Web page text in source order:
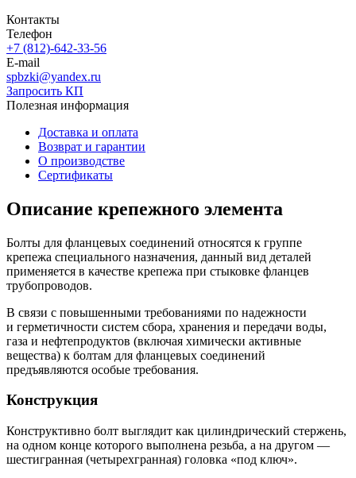
Контакты
Телефон
+7 (812)-642-33-56
E-mail
spbzki@yandex.ru
Запросить КП
Полезная информация
Доставка и оплата
Возврат и гарантии
О производстве
Сертификаты
Описание крепежного элемента
Болты для фланцевых соединений относятся к группе
крепежа специального назначения, данный вид деталей
применяется в качестве крепежа при стыковке фланцев
трубопроводов.
В связи с повышенными требованиями по надежности
и герметичности систем сбора, хранения и передачи воды,
газа и нефтепродуктов (включая химически активные
вещества) к болтам для фланцевых соединений
предъявляются особые требования.
Конструкция
Конструктивно болт выглядит как цилиндрический стержень,
на одном конце которого выполнена резьба, а на другом —
шестигранная (четырехгранная) головка «под ключ».